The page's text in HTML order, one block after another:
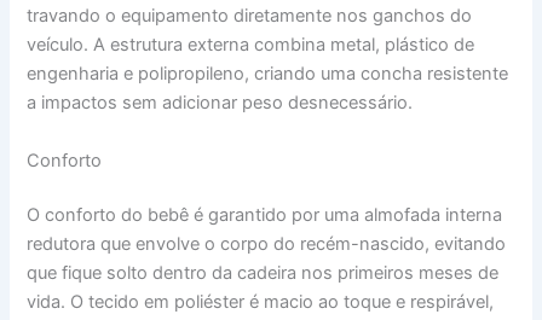
travando o equipamento diretamente nos ganchos do
veículo. A estrutura externa combina metal, plástico de
engenharia e polipropileno, criando uma concha resistente
a impactos sem adicionar peso desnecessário.
Conforto
O conforto do bebê é garantido por uma almofada interna
redutora que envolve o corpo do recém-nascido, evitando
que fique solto dentro da cadeira nos primeiros meses de
vida. O tecido em poliéster é macio ao toque e respirável,